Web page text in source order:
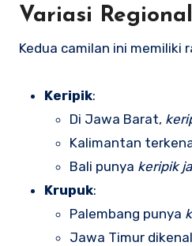
Variasi Regional
Kedua camilan ini memiliki
Keripik:
Di Jawa Barat,
Kalimantan
Bali punya keripik
Krupuk:
Palembang punya
Jawa Timur